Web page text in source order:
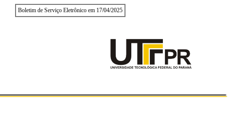
Boletim de Serviço Eletrônico em 17/04/2025